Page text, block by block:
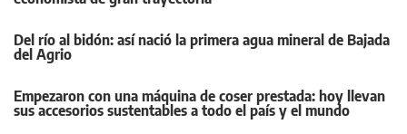
Del río al bidón: así nació la primera agua mineral de Bajada
del Agrio
Empezaron con una máquina de coser prestada: hoy llevan
sus accesorios sustentables a todo el país y el mundo